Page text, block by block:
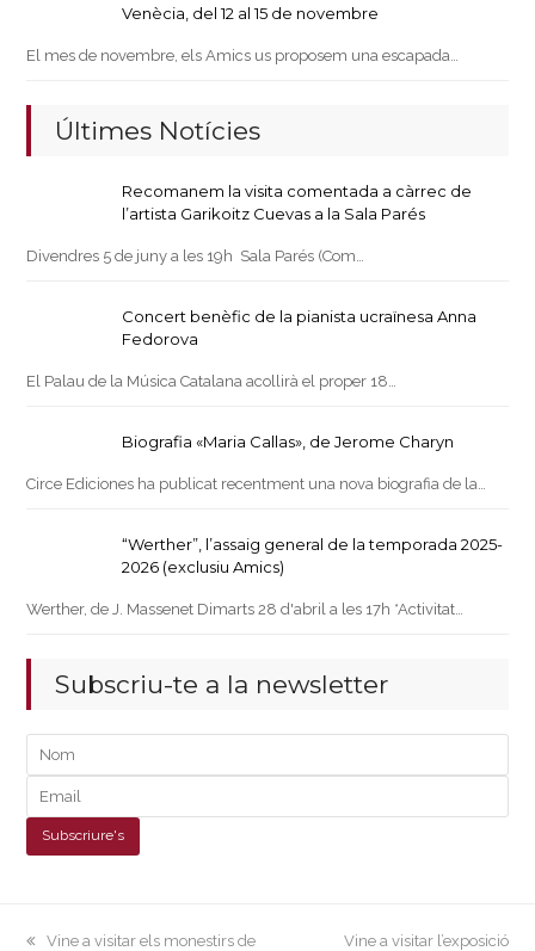
Venècia, del 12 al 15 de novembre
El mes de novembre, els Amics us proposem una escapada…
Últimes Notícies
Recomanem la visita comentada a càrrec de
l’artista Garikoitz Cuevas a la Sala Parés
Divendres 5 de juny a les 19h Sala Parés (Com…
Concert benèfic de la pianista ucraïnesa Anna
Fedorova
El Palau de la Música Catalana acollirà el proper 18…
Biografia «Maria Callas», de Jerome Charyn
Circe Ediciones ha publicat recentment una nova biografia de la…
“Werther”, l’assaig general de la temporada 2025-
2026 (exclusiu Amics)
Werther, de J. Massenet Dimarts 28 d'abril a les 17h *Activitat…
Subscriu-te a la newsletter
previous
Vine a visitar els monestirs de
next
Vine a visitar l’exposició